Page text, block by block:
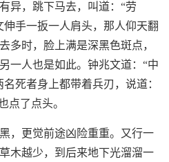
异，跳下马去，叫道：“劳
手一扳一人肩头，那人仰天翻
多时，脸上满是深黑色斑点，
一人也是如此。钟兆文道：“中
死者身上都带着兵刃，说道：
点了点头。
，更觉前途凶险重重。又行一
木越少，到后来地下光溜溜一